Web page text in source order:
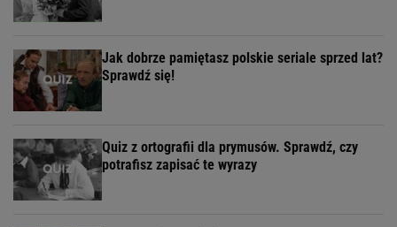
Jak dobrze pamiętasz polskie seriale sprzed lat?
Sprawdź się!
Quiz z ortografii dla prymusów. Sprawdź, czy
potrafisz zapisać te wyrazy